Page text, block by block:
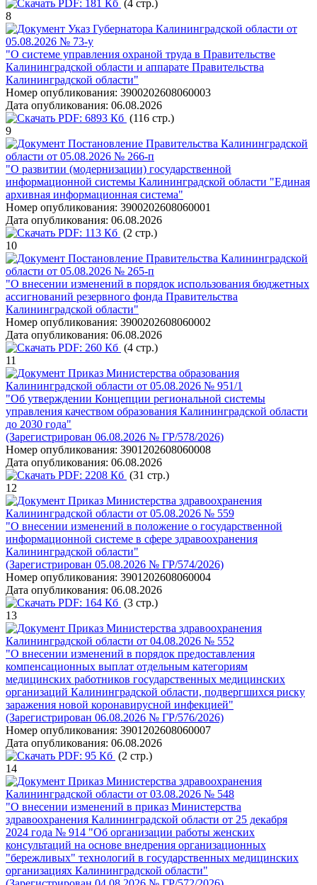
PDF: 181 Кб (4 стр.)
8
Указ Губернатора Калининградской области от
05.08.2026 № 73-у
"О системе управления охраной труда в Правительстве
Калининградской области и аппарате Правительства
Калининградской области"
Номер опубликования: 3900202608060003
Дата опубликования: 06.08.2026
PDF: 6893 Кб (116 стр.)
9
Постановление Правительства Калининградской
области от 05.08.2026 № 266-п
"О развитии (модернизации) государственной
информационной системы Калининградской области "Единая
архивная информационная система"
Номер опубликования: 3900202608060001
Дата опубликования: 06.08.2026
PDF: 113 Кб (2 стр.)
10
Постановление Правительства Калининградской
области от 05.08.2026 № 265-п
"О внесении изменений в порядок использования бюджетных
ассигнований резервного фонда Правительства
Калининградской области"
Номер опубликования: 3900202608060002
Дата опубликования: 06.08.2026
PDF: 260 Кб (4 стр.)
11
Приказ Министерства образования
Калининградской области от 05.08.2026 № 951/1
"Об утверждении Концепции региональной системы
управления качеством образования Калининградской области
до 2030 года"
(Зарегистрирован 06.08.2026 № ГР/578/2026)
Номер опубликования: 3901202608060008
Дата опубликования: 06.08.2026
PDF: 2208 Кб (31 стр.)
12
Приказ Министерства здравоохранения
Калининградской области от 05.08.2026 № 559
"О внесении изменений в положение о государственной
информационной системе в сфере здравоохранения
Калининградской области"
(Зарегистрирован 05.08.2026 № ГР/574/2026)
Номер опубликования: 3901202608060004
Дата опубликования: 06.08.2026
PDF: 164 Кб (3 стр.)
13
Приказ Министерства здравоохранения
Калининградской области от 04.08.2026 № 552
"О внесении изменений в порядок предоставления
компенсационных выплат отдельным категориям
медицинских работников государственных медицинских
организаций Калининградской области, подвергшихся риску
заражения новой коронавирусной инфекцией"
(Зарегистрирован 06.08.2026 № ГР/576/2026)
Номер опубликования: 3901202608060007
Дата опубликования: 06.08.2026
PDF: 95 Кб (2 стр.)
14
Приказ Министерства здравоохранения
Калининградской области от 03.08.2026 № 548
"О внесении изменений в приказ Министерства
здравоохранения Калининградской области от 25 декабря
2024 года № 914 "Об организации работы женских
консультаций на основе внедрения организационных
"бережливых" технологий в государственных медицинских
организациях Калининградской области"